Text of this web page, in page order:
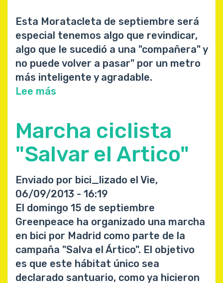
Esta Moratacleta de septiembre será
especial tenemos algo que revindicar,
algo que le sucedió a una "compañera" y
no puede volver a pasar" por un metro
más inteligente y agradable.
Lee más
Septiembre
#metrobikefriendly
Marcha ciclista
"Salvar el Artico"
Enviado por bici_lizado el Vie,
06/09/2013 - 16:19
El domingo 15 de septiembre
Greenpeace ha organizado una marcha
en bici por Madrid como parte de la
campaña "Salva el Ártico". El objetivo
es que este hábitat único sea
declarado santuario, como ya hicieron